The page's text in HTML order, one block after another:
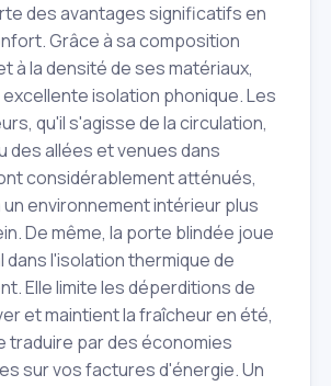
des avantages significatifs en
Grâce à sa composition
à la densité de ses matériaux,
isolation phonique. Les
qu'il s'agisse de la circulation,
des allées et venues dans
considérablement atténués,
environnement intérieur plus
De même, la porte blindée joue
dans l'isolation thermique de
Elle limite les déperditions de
et maintient la fraîcheur en été,
traduire par des économies
sur vos factures d'énergie. Un